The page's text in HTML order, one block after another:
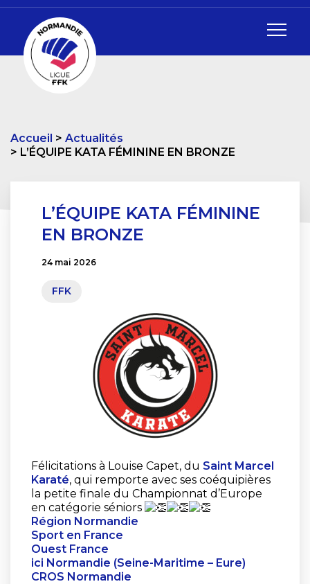
Accueil
Actualités
L’ÉQUIPE KATA FÉMININE EN BRONZE
L’ÉQUIPE KATA FÉMININE
EN BRONZE
24 mai 2026
FFK
Félicitations à Louise Capet, du Saint Marcel
Karaté, qui remporte avec ses coéquipières
la petite finale du Championnat d’Europe
en catégorie séniors
Région Normandie
Sport en France
Ouest France
ici Normandie (Seine-Maritime – Eure)
CROS Normandie